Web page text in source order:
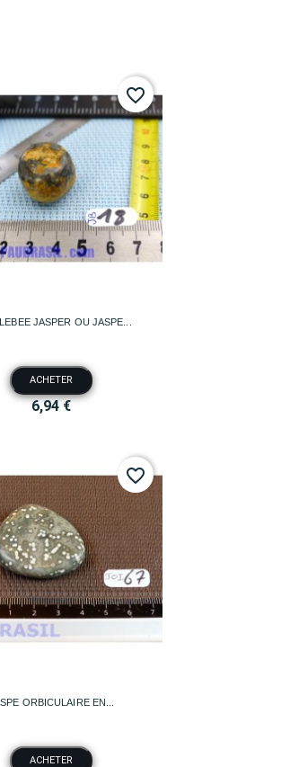
JASPER OU JASPE...
ACHETER
6,94 €
favorite_border
ORBICULAIRE EN...
ACHETER
favorite_border